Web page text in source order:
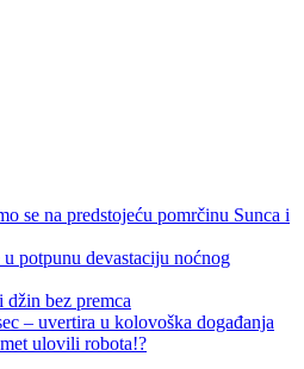
se na predstojeću pomrčinu Sunca i
potpunu devastaciju noćnog
bez premca
– uvertira u kolovoška događanja
ulovili robota!?